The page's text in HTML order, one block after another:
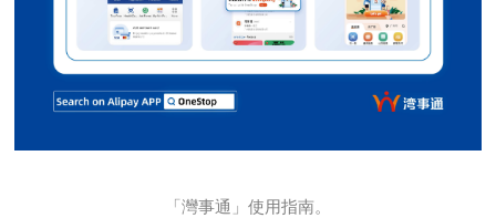
「灣事通」使用指南。